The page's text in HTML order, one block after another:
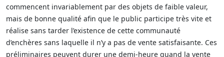
commencent invariablement par des objets de faible valeur,
mais de bonne qualité afin que le public participe très vite et
réalise sans tarder l’existence de cette communauté
d’enchères sans laquelle il n’y a pas de vente satisfaisante. Ces
préliminaires peuvent durer une demi-heure quand la vente